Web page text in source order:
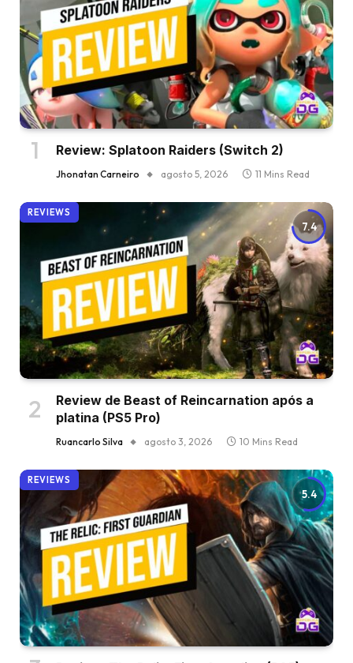
Review: Splatoon Raiders (Switch 2)
Jhonatan Carneiro agosto 5, 2026 11 Mins Read
7.4
REVIEWS
Review de Beast of Reincarnation após a
platina (PS5 Pro)
Ruancarlo Silva agosto 3, 2026 10 Mins Read
5.4
REVIEWS